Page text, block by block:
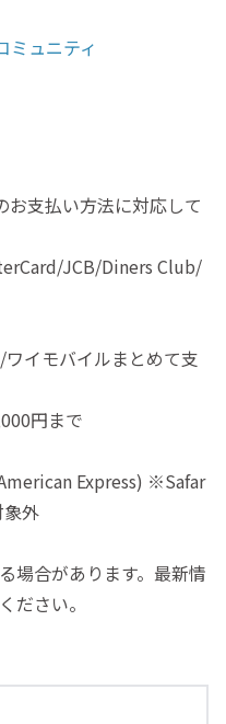
ミュニティ
お支払い方法に対応して
JCB/Diners Club/
イモバイルまとめて支
円まで
Express) ※Safar
外
場合があります。最新情
ださい。